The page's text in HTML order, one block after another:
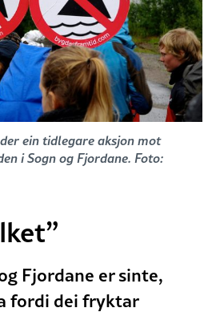
ein tidlegare aksjon mot
i Sogn og Fjordane. Foto:
Fjordane er sinte,
fordi dei fryktar